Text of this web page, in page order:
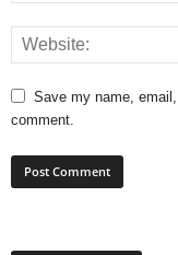
Save my name,
comment.